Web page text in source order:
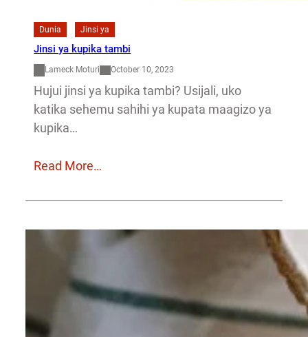
Dunia Jinsi ya
Jinsi ya kupika tambi
Lameck Moturi October 10, 2023
Hujui jinsi ya kupika tambi? Usijali, uko
katika sehemu sahihi ya kupata maagizo ya
kupika…
Read More…